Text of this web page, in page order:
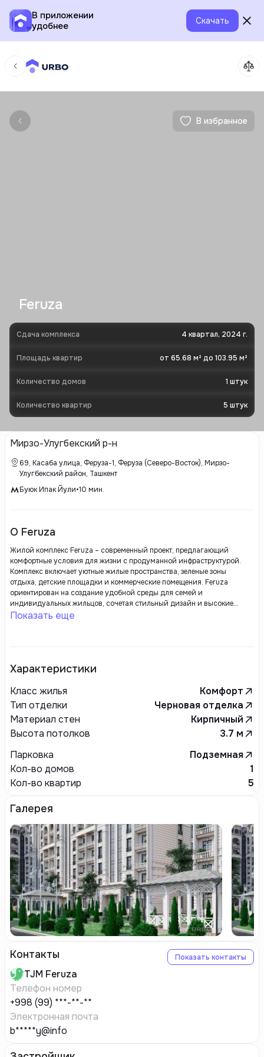
В приложении
удобнее
Скачать
В избранное
Feruza
Сдача комплекса 4 квартал, 2024 г.
Площадь квартир от 65.68 м² до 103.95 м²
Количество домов 1 штук
Количество квартир 5 штук
Мирзо-Улугбекский р-н
69, Касаба улица, Феруза-1, Феруза (Северо-Восток), Мирзо-
Улугбекский район, Ташкент
Буюк Ипак Йули•10 мин.
О Feruza
Жилой комплекс Feruza – современный проект, предлагающий
комфортные условия для жизни с продуманной инфраструктурой.
Комплекс включает уютные жилые пространства, зеленые зоны
отдыха, детские площадки и коммерческие помещения. Feruza
ориентирован на создание удобной среды для семей и
индивидуальных жильцов, сочетая стильный дизайн и высокие
стандарты качества.
Показать еще
Характеристики
Класс жилья
Комфорт
Тип отделки
Черновая отделка
Материал стен
Кирпичный
Высота потолков
3.7 м
Парковка
Подземная
Кол-во домов
1
Кол-во квартир
5
Галерея
Контакты Показать контакты
TJM Feruza
Телефон номер
+998 (99) ***-**-**
Электронная почта
b*****y@info